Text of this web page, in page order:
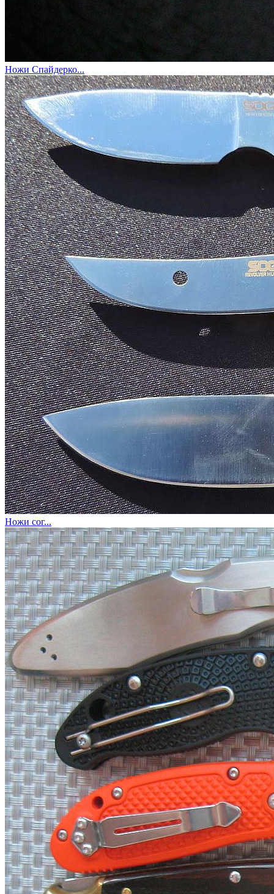
Ножи Спайдерко...
Ножи сог...